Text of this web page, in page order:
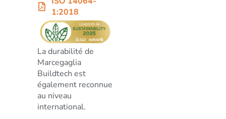
1:2018
La durabilité de
Marcegaglia
Buildtech est
également reconnue
au niveau
international.